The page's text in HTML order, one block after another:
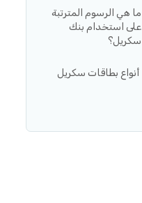
ما هي الرسوم المترتبة
على استخدام بنك
سكريل؟
أنواع بطاقات سكريل